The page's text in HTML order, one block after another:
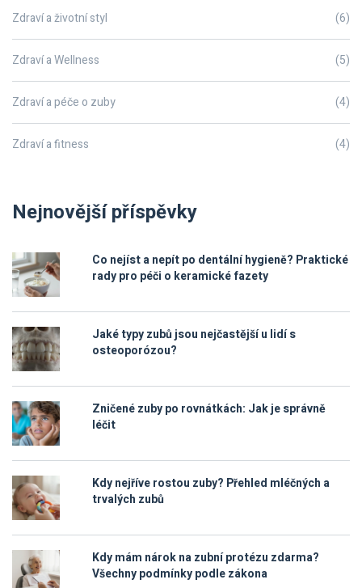
Zdraví a životní styl (6)
Zdraví a Wellness (5)
Zdraví a péče o zuby (4)
Zdraví a fitness (4)
Nejnovější příspěvky
Co nejíst a nepít po dentální hygieně? Praktické
rady pro péči o keramické fazety
Jaké typy zubů jsou nejčastější u lidí s
osteoporózou?
Zničené zuby po rovnátkách: Jak je správně
léčit
Kdy nejříve rostou zuby? Přehled mléčných a
trvalých zubů
Kdy mám nárok na zubní protézu zdarma?
Všechny podmínky podle zákona